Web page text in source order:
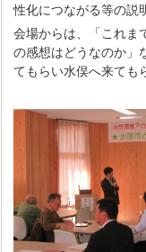
性化につながる等の説
会場からは、「これま
の感想はどうなのか」
てもらい水俣へ来ても